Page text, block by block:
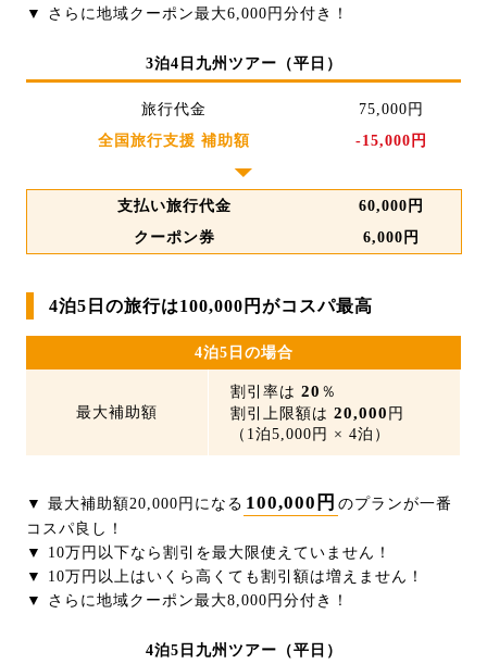
▼ さらに地域クーポン最大6,000円分付き！
3泊4日九州ツアー（平日）
旅行代金
75,000円
全国旅行支援 補助額
-15,000円
▼
支払い旅行代金
60,000円
クーポン券
6,000円
4泊5日の旅行は100,000円がコスパ最高
4泊5日の場合
最大補助額
割引率は 20 ％
割引上限額は 20,000 円
（1泊5,000円 × 4泊）
▼ 最大補助額20,000円になる 100,000円 のプランが一番
コスパ良し！
▼ 10万円以下なら割引を最大限使えていません！
▼ 10万円以上はいくら高くても割引額は増えません！
▼ さらに地域クーポン最大8,000円分付き！
4泊5日九州ツアー（平日）